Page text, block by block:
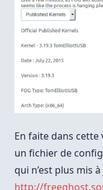
En faite dans cette
un fichier de
qui n’est plus mis
http://